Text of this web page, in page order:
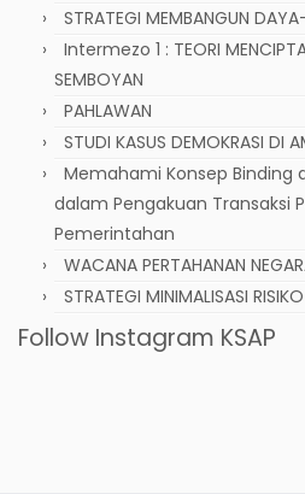
STRATEGI MEMBANGUN
Intermezo 1 : TEORI
SEMBOYAN
PAHLAWAN
STUDI KASUS DEMOKRASI DI
Memahami Konsep Binding
dalam Pengakuan Transaksi
Pemerintahan
WACANA PERTAHANAN
STRATEGI MINIMALISASI
Follow Instagram KSAP